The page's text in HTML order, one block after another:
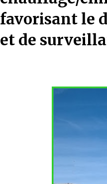
favorisant le
et de